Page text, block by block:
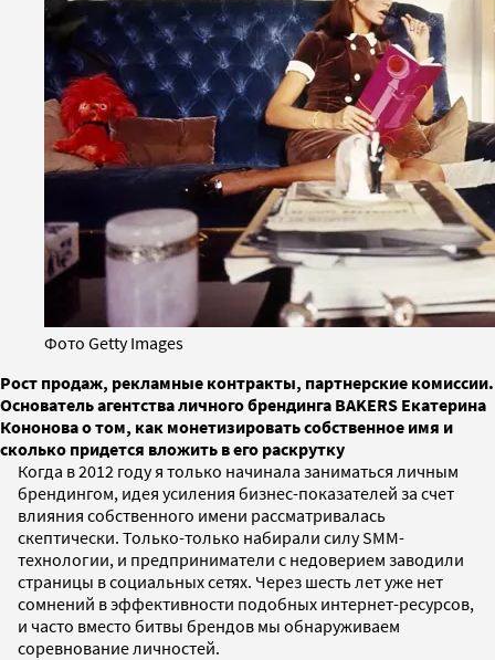
Фото Getty Images
Рост продаж, рекламные контракты, партнерские комиссии.
Основатель агентства личного брендинга BAKERS Екатерина
Кононова о том, как монетизировать собственное имя и
сколько придется вложить в его раскрутку
Когда в 2012 году я только начинала заниматься личным
брендингом, идея усиления бизнес-показателей за счет
влияния собственного имени рассматривалась
скептически. Только-только набирали силу SMM-
технологии, и предприниматели с недоверием заводили
страницы в социальных сетях. Через шесть лет уже нет
сомнений в эффективности подобных интернет-ресурсов,
и часто вместо битвы брендов мы обнаруживаем
соревнование личностей.